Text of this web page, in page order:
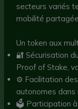
secteurs variés
mobilité
Un token aux
🔐 Sécurisation
Proof of Stake,
⚙️ Facilitation
autonomes dans
🗳️ Participation à